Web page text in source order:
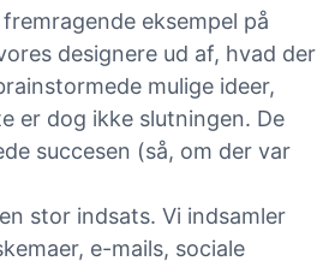
eksempel på
designere ud af, hvad der
mulige ideer,
er dog ikke slutningen. De
succesen (så, om der var
stor indsats. Vi indsamler
e-mails, sociale